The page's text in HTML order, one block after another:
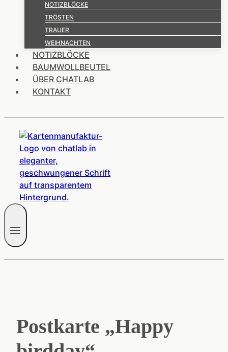
NOTIZBLÖCKE
TRÖSTEN
TRAUER
WEIHNACHTEN
NOTIZBLÖCKE
BAUMWOLLBEUTEL
ÜBER CHATLAB
KONTAKT
Postkarte „Happy